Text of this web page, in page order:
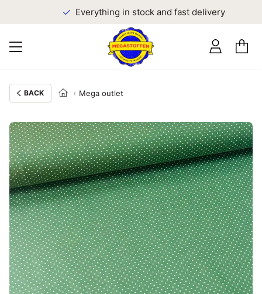
Everything in stock and fast delivery
BACK Mega outlet